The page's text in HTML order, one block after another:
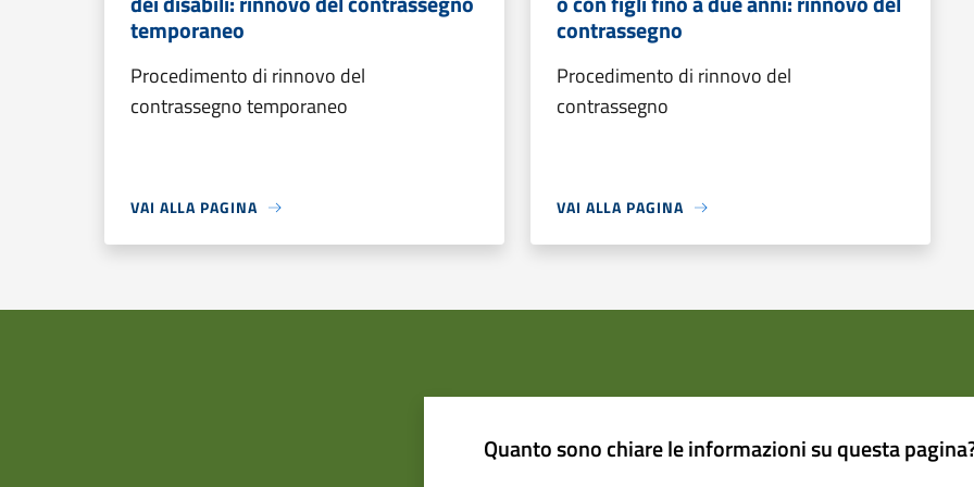
temporaneo
Procedimento di rinnovo del
contrassegno temporaneo
VAI ALLA PAGINA
contrassegno
Procedimento di rinnovo del
contrassegno
VAI ALLA PAGINA
Quanto sono chiare le informazioni su questa